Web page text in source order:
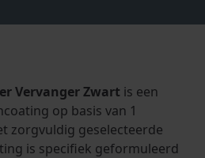
Vervanger Zwart is een
op basis van 1
zorgvuldig geselecteerde
is specifiek geformuleerd